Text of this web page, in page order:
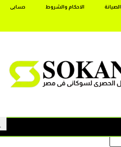
الصيانة الاحكام والشروط حسابى